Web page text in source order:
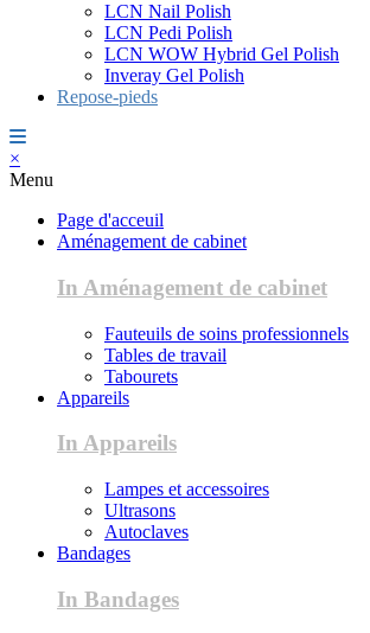
LCN Nail Polish
LCN Pedi Polish
LCN WOW Hybrid Gel Polish
Inveray Gel Polish
Repose-pieds
×
Menu
Page d'acceuil
Aménagement de cabinet
In Aménagement de cabinet
Fauteuils de soins professionnels
Tables de travail
Tabourets
Appareils
In Appareils
Lampes et accessoires
Ultrasons
Autoclaves
Bandages
In Bandages